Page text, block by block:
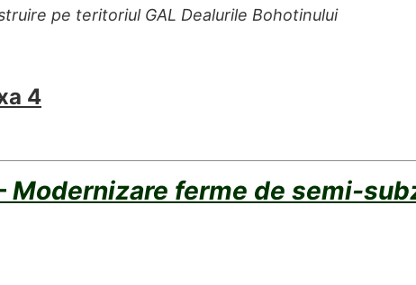
pe teritoriul GAL Dealurile Bohotinului
4
Modernizare ferme de semi-